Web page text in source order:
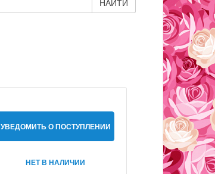
НАЙТИ
УВЕДОМИТЬ О ПОСТУПЛЕНИИ
НЕТ В НАЛИЧИИ